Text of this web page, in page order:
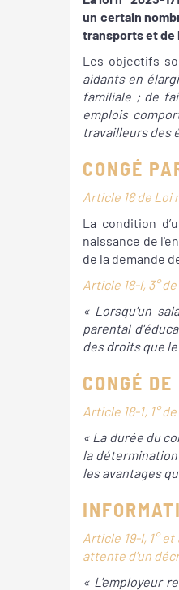
un certain
transports et de
Les objectifs
aidants en
familiale ; de
emplois
travailleurs des
CONGÉ
Article 18 de Loi
La condition
naissance de
de la demande
Article 18-I, 3°
« Lorsqu'un
parental
des droits que
CONGÉ
Article 18-1, 1°
« La durée du
la
les avantages
Article 19-I, 1°
attente d'un
« L'employeur